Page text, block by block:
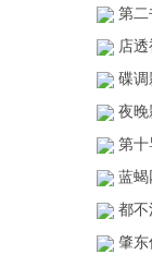
第
店
碟
夜
第
蓝
都
肇